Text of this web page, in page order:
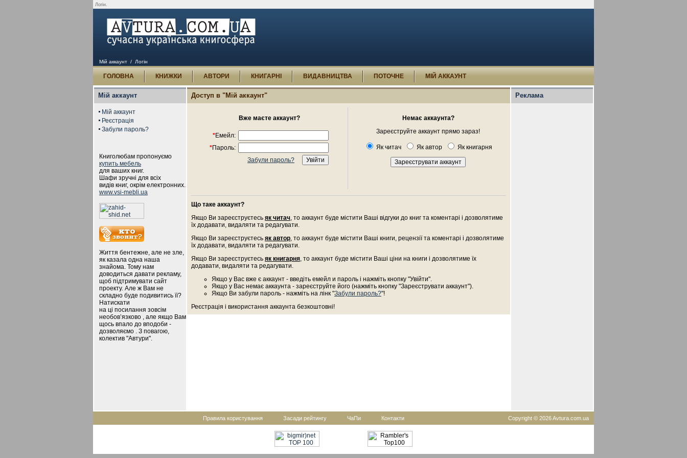
Логін.
Мій аккаунт / Логін
ГОЛОВНА КНИЖКИ АВТОРИ КНИГАРНІ ВИДАВНИЦТВА ПОТОЧНЕ МІЙ АККАУНТ
Мій аккаунт
Мій аккаунт
Реєстрація
Забули пароль?
Книголюбам пропонуємо
купить мебель
для ваших книг.
Шафи зручні для всіх
видів книг, окрім електронних.
www.vsi-mebli.ua
Життя бентежне, але не зле,
як казала одна наша
знайома. Тому нам
доводиться давати рекламу,
щоб підтримувати сайт
проекту. Але ж Вам не
складно буде подивитись її?
Натискати
на ці посилання зовсім
необов’язково , але якщо Вам
щось впало до вподоби -
дозволяємо . З повагою,
колектив "Автури".
Доступ в "Мій аккаунт"
Вже маєте аккаунт?
*Емейл:
*Пароль:
Забули пароль?
Немає аккаунта?
Зареєструйте аккаунт прямо зараз!
Як читач Як автор Як книгарня
Що таке аккаунт?
Якщо Ви зареєструєтесь як читач, то аккаунт буде містити Ваші відгуки до книг та коментарі і дозволятиме
їх додавати, видаляти та редагувати.
Якщо Ви зареєструєтесь як автор, то аккаунт буде містити Ваші книги, рецензії та коментарі і дозволятиме
їх додавати, видаляти та редагувати.
Якщо Ви зареєструєтесь як книгарня, то аккаунт буде містити Ваші ціни на книги і дозволятиме їх
додавати, видаляти та редагувати.
Якщо у Вас вже є аккаунт - введіть емейл и пароль і нажміть кнопку "Увійти".
Якщо у Вас немає аккаунта - зареєструйте його (нажміть кнопку "Зареєструвати аккаунт").
Якщо Ви забули пароль - нажміть на лінк "Забули пароль?"!
Реєстрація і використання аккаунта безкоштовні!
Реклама
Правила користування Засади рейтингу ЧаПи Контакти Copyright © 2026 Avtura.com.ua